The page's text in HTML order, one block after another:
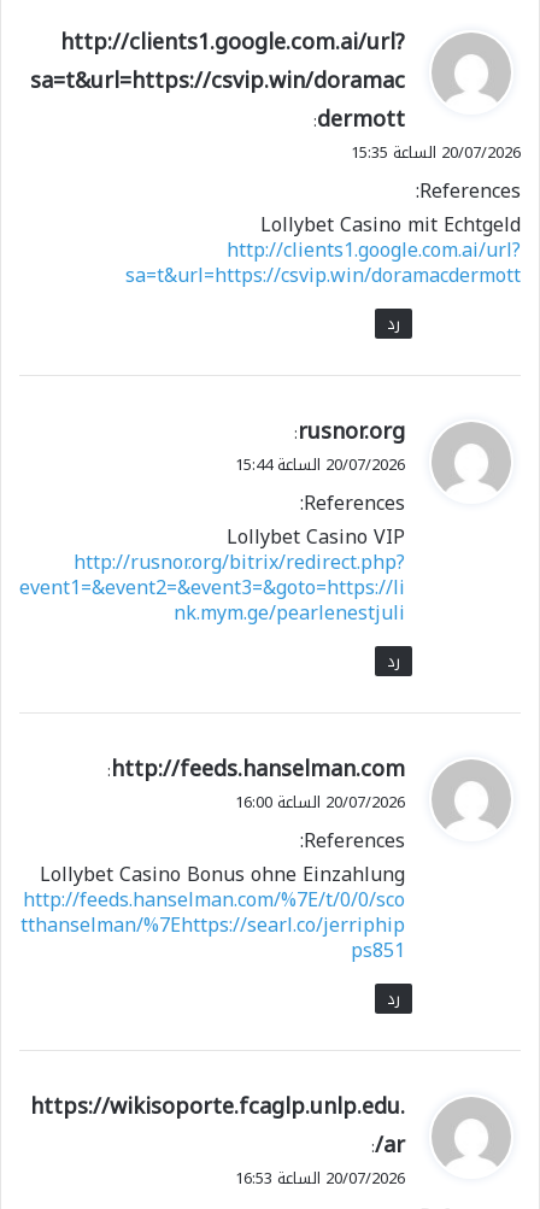
ي
و
ل
http://clients1.google.com.ai/url?
sa=t&url=https://csvip.win/doramac
dermott
:
20/07/2026 الساعة 15:35
References:
Lollybet Casino mit Echtgeld
http://clients1.google.com.ai/url?
sa=t&url=https://csvip.win/doramacdermott
رد
ي
ق
ل
rusnor.org
:
20/07/2026 الساعة 15:44
References:
Lollybet Casino VIP
http://rusnor.org/bitrix/redirect.php?
event1=&event2=&event3=&goto=https://li
nk.mym.ge/pearlenestjuli
رد
ي
ق
ل
http://feeds.hanselman.com
:
20/07/2026 الساعة 16:00
References:
Lollybet Casino Bonus ohne Einzahlung
http://feeds.hanselman.com/%7E/t/0/0/sco
tthanselman/%7Ehttps://searl.co/jerriphip
ps851
رد
و
ل
https://wikisoporte.fcaglp.unlp.edu.
ar/
:
20/07/2026 الساعة 16:53